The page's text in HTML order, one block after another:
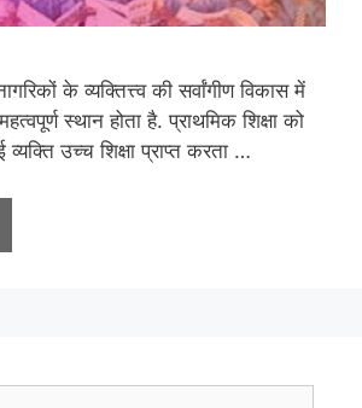
के व्यक्तित्त्व की सर्वांगीण विकास में
स्थान होता है. प्राथमिक शिक्षा को
उच्च शिक्षा प्राप्त करता …